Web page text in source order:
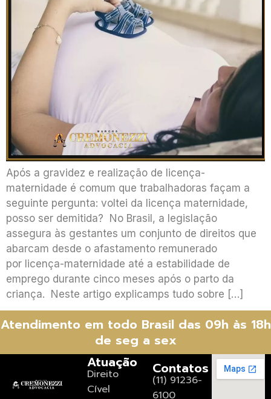
Após a gravidez e realização de licença-
maternidade é comum que trabalhadoras façam a
seguinte pergunta: voltei da licença maternidade,
posso ser demitida? No Brasil, a legislação
assegura às gestantes um conjunto de direitos que
abarcam desde o afastamento remunerado
por licença-maternidade até a estabilidade de
emprego durante cinco meses após o parto da
criança. Neste artigo explicamps tudo sobre […]
Atendimento em todo Brasil das 09h às 18h
de seg a sex
Atuação
Direito
Cível
Contatos
(11) 91236-
6100